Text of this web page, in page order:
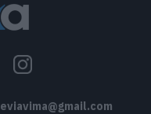
eviavima@gmail.com